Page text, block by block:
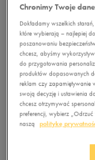
CONFRONT
Chronimy Twoje dane
Dokładamy wszelkich
które wybierają – najlepiej
poszanowaniu
chcesz, abyśmy
do przygotowania
produktów dopasowanych
reklam czy zapamiętywanie
swoją decyzję i ustawienia
chcesz otrzymywać
preferencji, wybierz
naszą
politykę